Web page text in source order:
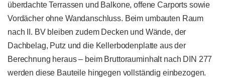
überdachte Terrassen und Balkone, offene Carports sowie
Vordächer ohne Wandanschluss. Beim umbauten Raum
nach II. BV bleiben zudem Decken und Wände, der
Dachbelag, Putz und die Kellerbodenplatte aus der
Berechnung heraus – beim Bruttorauminhalt nach DIN 277
werden diese Bauteile hingegen vollständig einbezogen.